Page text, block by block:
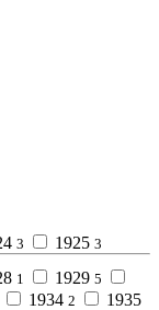
3 1925 3
1 1929 5
1934 2 1935